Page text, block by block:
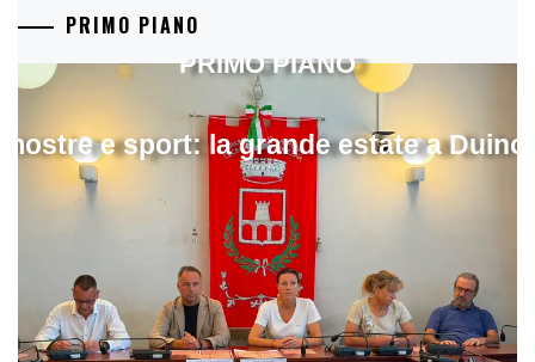
PRIMO PIANO
e sport: la grande estate a
PRIMO PIANO